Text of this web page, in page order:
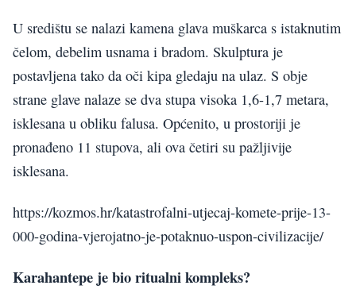
U središtu se nalazi kamena glava muškarca s istaknutim
čelom, debelim usnama i bradom. Skulptura je
postavljena tako da oči kipa gledaju na ulaz. S obje
strane glave nalaze se dva stupa visoka 1,6-1,7 metara,
isklesana u obliku falusa. Općenito, u prostoriji je
pronađeno 11 stupova, ali ova četiri su pažljivije
isklesana.
https://kozmos.hr/katastrofalni-utjecaj-komete-prije-13-
000-godina-vjerojatno-je-potaknuo-uspon-civilizacije/
Karahantepe je bio ritualni kompleks?